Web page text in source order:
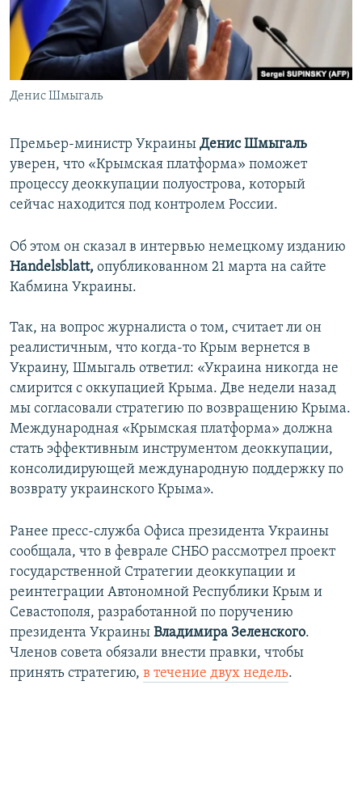
ПОБЕДИТЕЛЕЙ НЕ СУДЯТ?
КРЫМ.НЕПОКОРЕННЫЙ
УКРАИНСКАЯ ПРОБЛЕМА КРЫМА
ПРИСОЕДИНЯЙТЕСЬ!
Денис Шмыгаль
Премьер-министр Украины Денис Шмыгаль
уверен, что «Крымская платформа» поможет
процессу деоккупации полуострова, который
сейчас находится под контролем России.
Об этом он сказал в интервью немецкому изданию
Handelsblatt, опубликованном 21 марта на сайте
Кабмина Украины.
Так, на вопрос журналиста о том, считает ли он
реалистичным, что когда-то Крым вернется в
Украину, Шмыгаль ответил: «Украина никогда не
смирится с оккупацией Крыма. Две недели назад
мы согласовали стратегию по возвращению Крыма.
Международная «Крымская платформа» должна
стать эффективным инструментом деоккупации,
консолидирующей международную поддержку по
возврату украинского Крыма».
Ранее пресс-служба Офиса президента Украины
сообщала, что в феврале СНБО рассмотрел проект
государственной Стратегии деоккупации и
реинтеграции Автономной Республики Крым и
Севастополя, разработанной по поручению
президента Украины Владимира Зеленского.
Членов совета обязали внести правки, чтобы
принять стратегию, в течение двух недель.